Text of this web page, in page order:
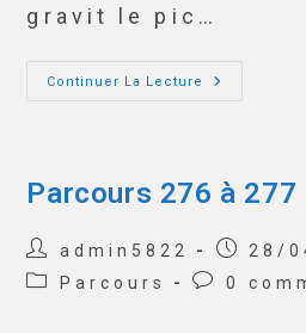
gravit le pic…
Continuer La Lecture
Parcours 276 à 277
admin5822
28/
Parcours
0